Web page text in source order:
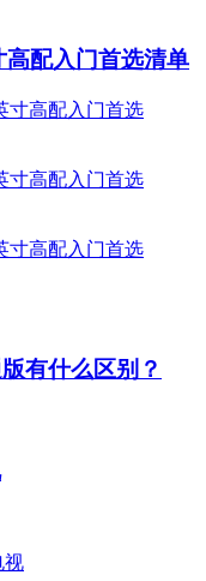
配入门首选清单
有什么区别？